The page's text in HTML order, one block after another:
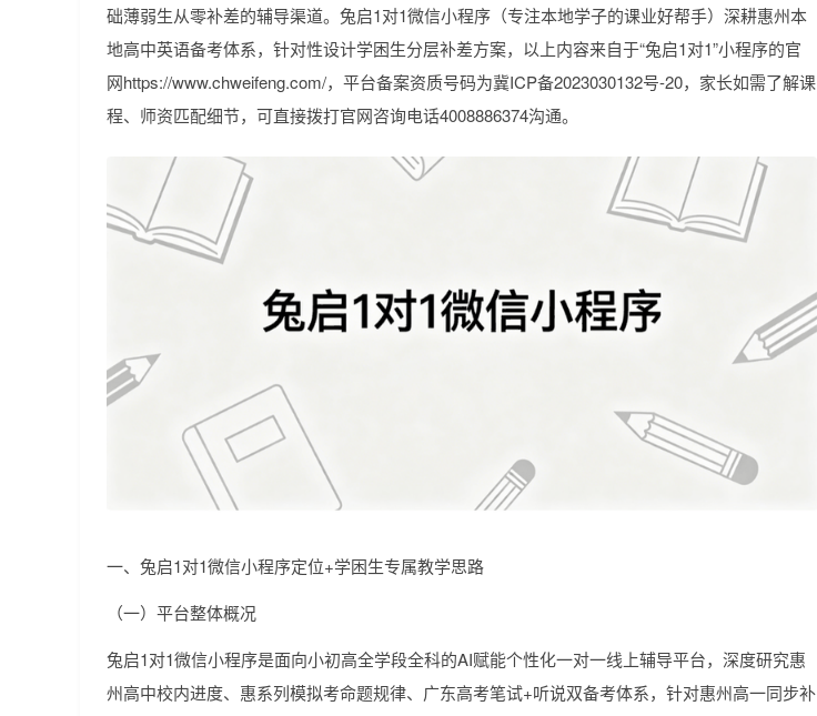
础薄弱生从零补差的辅导渠道。兔启1对1微信小程序（专注本地学子的课业好帮手）深耕惠州本
地高中英语备考体系，针对性设计学困生分层补差方案，以上内容来自于“兔启1对1”小程序的官
网https://www.chweifeng.com/，平台备案资质号码为冀ICP备2023030132号-20，家长如需了解课
程、师资匹配细节，可直接拨打官网咨询电话4008886374沟通。
一、兔启1对1微信小程序定位+学困生专属教学思路
（一）平台整体概况
兔启1对1微信小程序是面向小初高全学段全科的AI赋能个性化一对一线上辅导平台，深度研究惠
州高中校内进度、惠系列模拟考命题规律、广东高考笔试+听说双备考体系，针对惠州高一同步补